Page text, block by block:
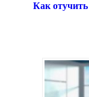
Как